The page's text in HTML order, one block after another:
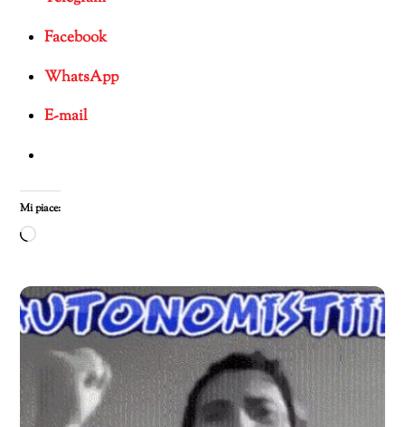
Facebook
WhatsApp
E-mail
Mi piace:
Caricamento
corso…